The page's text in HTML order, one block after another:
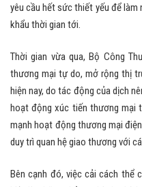
yêu cầu hết sức thiết yếu để
khẩu thời gian tới.
Thời gian vừa qua, Bộ Công
thương mại tự do, mở rộng thị
hiện nay, do tác động của dịch
hoạt động xúc tiến thương mại
mạnh hoạt động thương mại
duy trì quan hệ giao thương với
Bên cạnh đó, việc cải cách thể